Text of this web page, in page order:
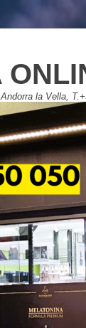
la Vella,